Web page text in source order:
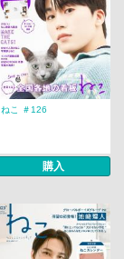
ねこ ＃126
購入